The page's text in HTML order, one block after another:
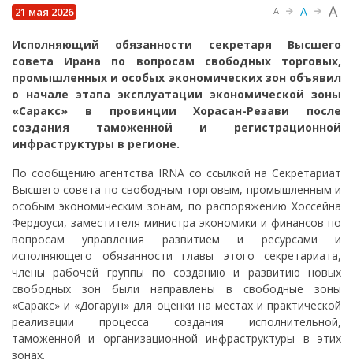
21 мая 2026 A A A
Исполняющий обязанности секретаря Высшего
совета Ирана по вопросам свободных торговых,
промышленных и особых экономических зон объявил
о начале этапа эксплуатации экономической зоны
«Саракс» в провинции Хорасан-Резави после
создания таможенной и регистрационной
инфраструктуры в регионе.
По сообщению агентства IRNA со ссылкой на Секретариат
Высшего совета по свободным торговым, промышленным и
особым экономическим зонам, по распоряжению Хоссейна
Фердоуси, заместителя министра экономики и финансов по
вопросам управления развитием и ресурсами и
исполняющего обязанности главы этого секретариата,
члены рабочей группы по созданию и развитию новых
свободных зон были направлены в свободные зоны
«Саракс» и «Догарун» для оценки на местах и практической
реализации процесса создания исполнительной,
таможенной и организационной инфраструктуры в этих
зонах.